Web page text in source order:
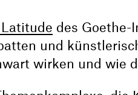
des Goethe-
und
wirken und wie